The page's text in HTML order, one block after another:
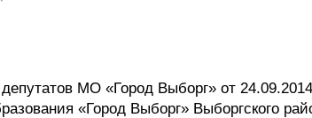
МО «Город Выборг» от
«Город Выборг» Выборгского